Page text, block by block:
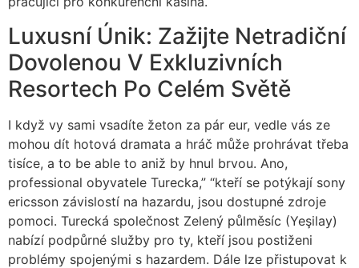
Luxusní Únik: Zažijte Netradiční
Dovolenou V Exkluzivních
Resortech Po Celém Světě
I když vy sami vsadíte žeton za pár eur, vedle vás ze
mohou dít hotová dramata a hráč může prohrávat třeba
tisíce, a to be able to aniž by hnul brvou. Ano,
professional obyvatele Turecka,” “kteří se potýkají sony
ericsson závislostí na hazardu, jsou dostupné zdroje
pomoci. Turecká společnost Zelený půlměsíc (Yeşilay)
nabízí podpůrné služby pro ty, kteří jsou postiženi
problémy spojenými s hazardem. Dále lze přistupovat k